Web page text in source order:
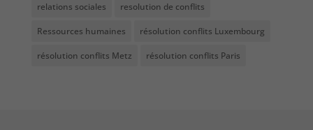
relations sociales resolution de conflits
Ressources humaines résolution conflits Luxembourg
résolution conflits Metz résolution conflits Paris